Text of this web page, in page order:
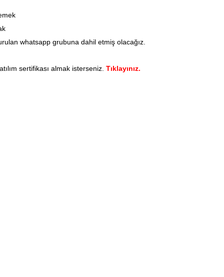
whatsapp grubuna dahil etmiş olacağız.
sertifikası almak isterseniz. Tıklayınız.